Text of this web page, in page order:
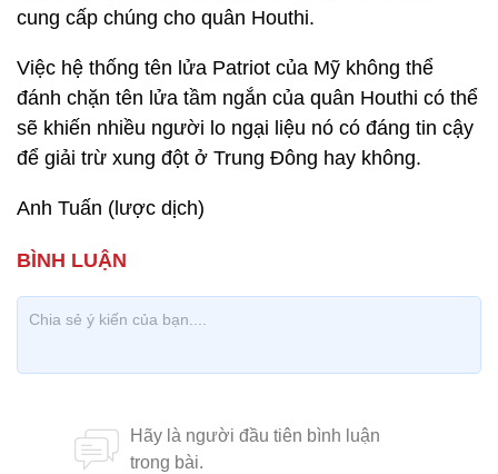
cung cấp chúng cho quân Houthi.
Việc hệ thống tên lửa Patriot của Mỹ không thể
đánh chặn tên lửa tầm ngắn của quân Houthi có thể
sẽ khiến nhiều người lo ngại liệu nó có đáng tin cậy
để giải trừ xung đột ở Trung Đông hay không.
Anh Tuấn (lược dịch)